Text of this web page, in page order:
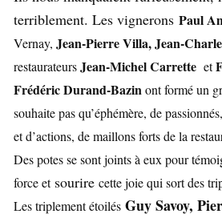
terriblement. Les vignerons Paul
Vernay, Jean-Pierre Villa, Jean-
restaurateursJean-Michel Carrette et
Frédéric Durand-Bazinont formé un
souhaite pas qu’éphémère, de
et d’actions, de maillons forts de la
Des potes se sont joints à eux pour
force et sourire cette joie qui sort des
Les triplement étoilés Guy Savoy,